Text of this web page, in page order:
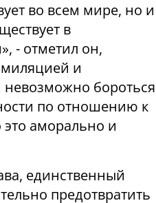
во всем мире, но и
в
- отметил он,
и
бороться
по отношению к
аморально и
единственный
предотвратить